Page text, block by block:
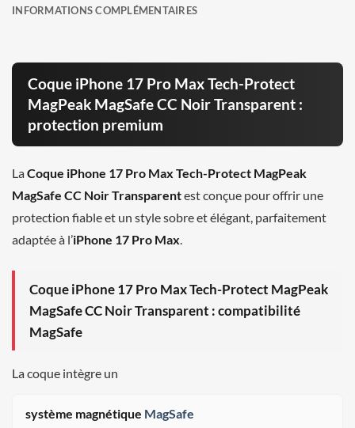
INFORMATIONS COMPLÉMENTAIRES
Coque iPhone 17 Pro Max Tech-Protect
MagPeak MagSafe CC Noir Transparent :
protection premium
LaCoque iPhone 17 Pro Max Tech-Protect MagPeak
MagSafe CC Noir Transparentest conçue pour offrir une
protection fiable et un style sobre et élégant, parfaitement
adaptée à l’iPhone 17 Pro Max
Coque iPhone 17 Pro Max Tech-Protect MagPeak
MagSafe CC Noir Transparent : compatibilité
MagSafe
La coque intègre un
système magnétique MagSafe